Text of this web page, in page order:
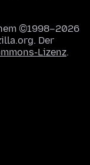
©1998–2026
Der
Lizenz.